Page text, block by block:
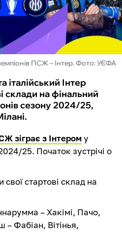
ПСЖ – Інтер. Фото: УЄФА
Інтер
склади на фінальний
сезону 2024/25,
зіграє з Інтерому
25. Початок зустрічі о
стартові склад на
– Хакімі, Пачо,
Фабіан, Вітінья,